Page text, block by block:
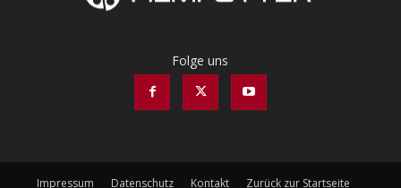
Folge uns
Impressum Datenschutz Kontakt Zurück zur Startseite